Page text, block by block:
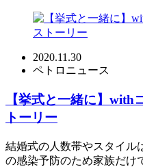
2020.11.30
ペトロニュース
【挙式と一緒に】with
トーリー
結婚式の人数帯やスタイル
の感染予防のため家族だけ